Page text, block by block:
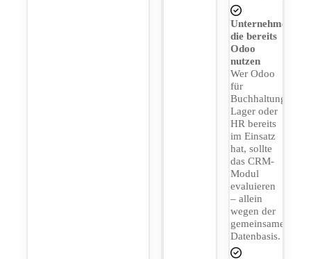
Unternehmen
die bereits
Odoo
nutzen
Wer Odoo
für
Buchhaltung,
Lager oder
HR bereits
im Einsatz
hat, sollte
das CRM-
Modul
evaluieren
– allein
wegen der
gemeinsamen
Datenbasis.